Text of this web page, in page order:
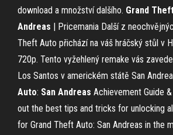
download a množství dalšího. Grand
Andreas | Pricemania Další z
Theft Auto přichází na váš hráčský stůl v
720p. Tento vyžehlený remake vás
Los Santos v americkém státě San
Auto: San Andreas Achievement Guide
out the best tips and tricks for unlocking
for Grand Theft Auto: San Andreas in the